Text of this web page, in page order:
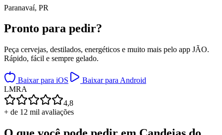
Paranavaí, PR
Pronto para pedir?
Peça cervejas, destilados, energéticos e muito mais pelo app JÃO.
Rápido, fácil e sempre gelado.
Baixar para iOS
Baixar para Android
LMRA
4,8
+ de 12 mil avaliações